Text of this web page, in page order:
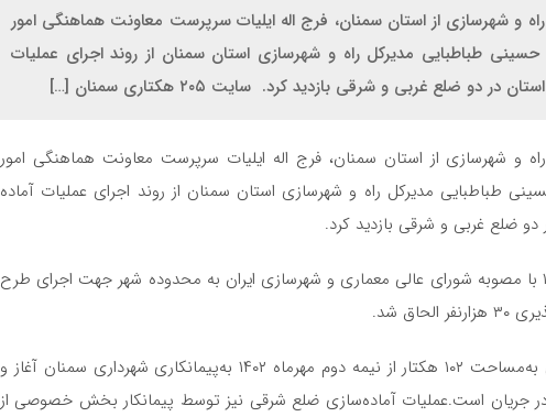
و شهرسازی از استان سمنان، فرج اله ایلیات سرپرست معاونت هماهنگی امور
طباطبایی مدیرکل راه و شهرسازی استان سمنان از روند اجرای عملیات
و شهرسازی از استان سمنان، فرج اله ایلیات سرپرست معاونت هماهنگی امور
طباطبایی مدیرکل راه و شهرسازی استان سمنان از روند اجرای عملیات آماده
سایت ۲۰۵ هکتاری سمنان در پاییز ۱۴۰۲ با مصوبه شورای عالی معماری و شهرسازی ایران به محدوده شهر جهت اجرای طرح
شد.
عملیات آماده‌سازی سایت در ضلع غربی به‌مساحت ۱۰۲ هکتار از نیمه دوم مهرماه ۱۴۰۲ به‌پیمانکاری شهرداری سمنان آغاز و
پیشرفت فیزیکی ۳۰ درصد در جریان است.عملیات آماده‌سازی ضلع شرقی نیز توسط پیمانکار بخش خصوصی از